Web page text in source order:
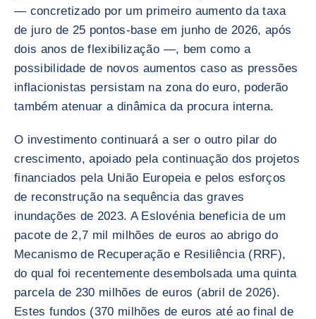
— concretizado por um primeiro aumento da taxa
de juro de 25 pontos-base em junho de 2026, após
dois anos de flexibilização —, bem como a
possibilidade de novos aumentos caso as pressões
inflacionistas persistam na zona do euro, poderão
também atenuar a dinâmica da procura interna.
O investimento continuará a ser o outro pilar do
crescimento, apoiado pela continuação dos projetos
financiados pela União Europeia e pelos esforços
de reconstrução na sequência das graves
inundações de 2023. A Eslovénia beneficia de um
pacote de 2,7 mil milhões de euros ao abrigo do
Mecanismo de Recuperação e Resiliência (RRF),
do qual foi recentemente desembolsada uma quinta
parcela de 230 milhões de euros (abril de 2026).
Estes fundos (370 milhões de euros até ao final de